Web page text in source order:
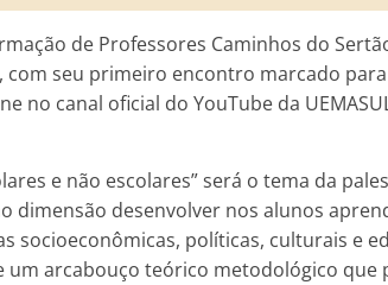
de Professores Caminhos do
com seu primeiro encontro marcado
no canal oficial do YouTube da
e não escolares” será o tema da
dimensão desenvolver nos alunos
socioeconômicas, políticas, culturais e
um arcabouço teórico metodológico que